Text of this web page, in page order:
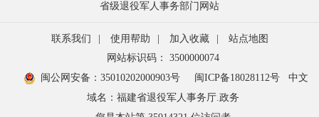
省级退役军人事务部门网站
联系我们 使用帮助 加入收藏
站点地图
网站标识码： 3500000074
闽公网安备：35010202000903号
闽ICP备18028112号
中文
域名：福建省退役军人事务厅.政务